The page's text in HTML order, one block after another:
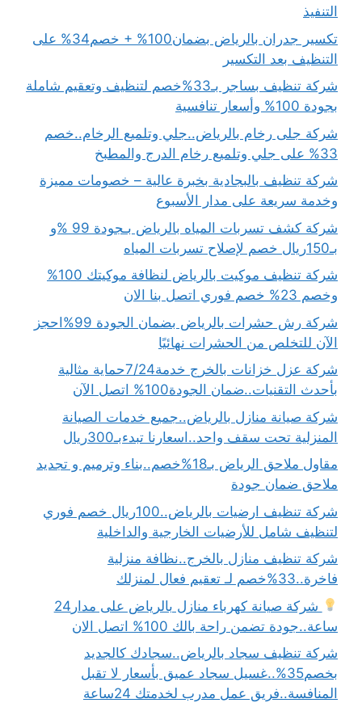
التنفيذ
تكسير جدران بالرياض بضمان100% + خصم34% على
التنظيف بعد التكسير
شركة تنظيف بساجر بـ33%خصم لتنظيف وتعقيم شاملة
بجودة 100% وأسعار تنافسية
شركة جلى رخام بالرياض..جلي وتلميع الرخام..خصم
33% على جلي وتلميع رخام الدرج والمطبخ
شركة تنظيف بالبجادية بخبرة عالية – خصومات مميزة
وخدمة سريعة على مدار الأسبوع
شركة كشف تسربات المياه بالرياض بـجودة 99 %و
بـ150ريال خصم لإصلاح تسربات المياه
شركة تنظيف موكيت بالرياض لنظافة موكيتك 100%
وخصم 23% خصم فوري اتصل بنا الان
شركة رش حشرات بالرياض بضمان الجودة 99%احجز
الآن للتخلص من الحشرات نهائيًا
شركة عزل خزانات بالخرج خدمة7/24حماية مثالية
بأحدث التقنيات..ضمان الجودة100% اتصل الآن
شركة صيانة منازل بالرياض..جميع خدمات الصيانة
المنزلية تحت سقف واحد..اسعارنا تبدءبـ300ريال
مقاول ملاحق الرياض بـ18%خصم..بناء وترميم و تجديد
ملاحق ضمان جودة
شركة تنظيف ارضيات بالرياض..100ريال خصم فوري
لتنظيف شامل للأرضيات الخارجية والداخلية
شركة تنظيف منازل بالخرج..نظافة منزلية
فاخرة..33%خصم لـ تعقيم فعال لمنزلك
شركة صيانة كهرباء منازل بالرياض على مدار24
ساعة..جودة تضمن راحة بالك 100% اتصل الان
شركة تنظيف سجاد بالرياض..سجادك كالجديد
بخصم35%..غسيل سجاد عميق بأسعار لا تقبل
المنافسة..فريق عمل مدرب لخدمتك 24ساعة